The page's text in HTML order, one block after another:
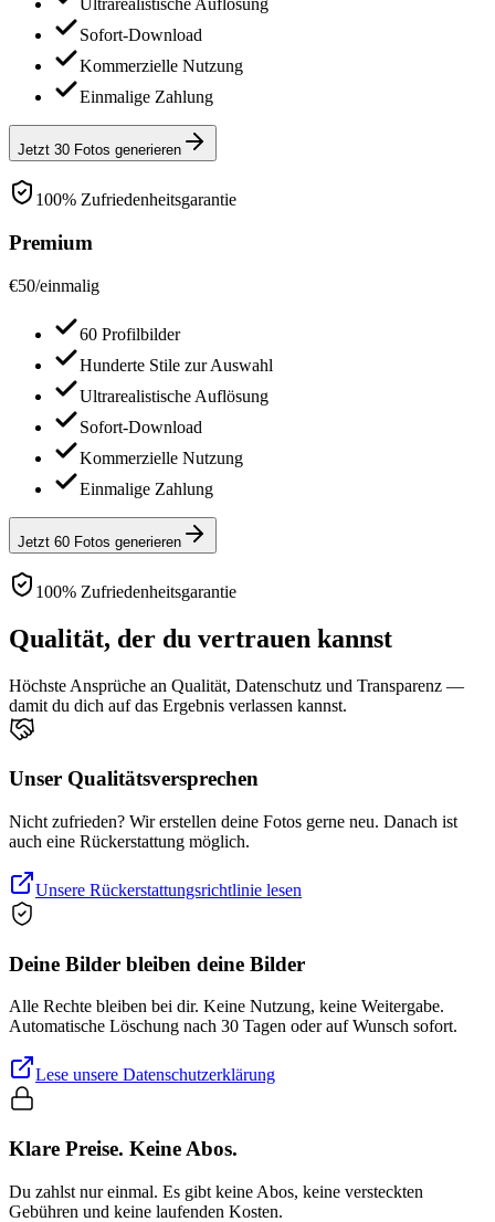
Ultrarealistische Auflösung
Sofort-Download
Kommerzielle Nutzung
Einmalige Zahlung
Jetzt 30 Fotos generieren
100% Zufriedenheitsgarantie
Premium
€50/einmalig
60 Profilbilder
Hunderte Stile zur Auswahl
Ultrarealistische Auflösung
Sofort-Download
Kommerzielle Nutzung
Einmalige Zahlung
Jetzt 60 Fotos generieren
100% Zufriedenheitsgarantie
Qualität, der du vertrauen kannst
Höchste Ansprüche an Qualität, Datenschutz und Transparenz —
damit du dich auf das Ergebnis verlassen kannst.
Unser Qualitätsversprechen
Nicht zufrieden? Wir erstellen deine Fotos gerne neu. Danach ist
auch eine Rückerstattung möglich.
Unsere Rückerstattungsrichtlinie lesen
Deine Bilder bleiben deine Bilder
Alle Rechte bleiben bei dir. Keine Nutzung, keine Weitergabe.
Automatische Löschung nach 30 Tagen oder auf Wunsch sofort.
Lese unsere Datenschutzerklärung
Klare Preise. Keine Abos.
Du zahlst nur einmal. Es gibt keine Abos, keine versteckten
Gebühren und keine laufenden Kosten.